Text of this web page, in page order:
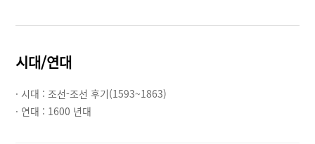
시대/연대
· 시대 :조선-조선 후기(1593~1863)
· 연대 : 1600 년대